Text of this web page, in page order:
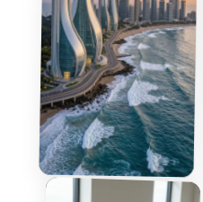
만들기
프롬프트 복사